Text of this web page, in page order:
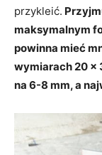
przykleić.
maksymalnym
powinna mieć
wymiarach 20 x
na 6-8 mm, a